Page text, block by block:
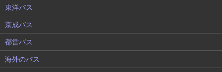
東洋バス
京成バス
都営バス
海外のバス